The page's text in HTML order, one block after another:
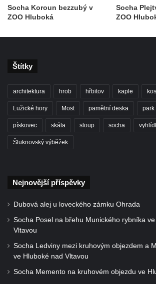
Socha Medvídě v Tierpark Chemnitz
Socha Dívka s mušlí v ZOO Leipzig
Socha Tygr v ZOO Leipzig
Socha Atlet v ZOO Leipzig
Socha Marabu v ZOO Leipzig
Socha Iásón v ZOO Leipzig
Socha Mladý slon v ZOO Leipzig
Socha Býk v ZOO Dresden
Socha Uprchlý otrok bojuje s divokým psem
v ZOO Dresden
Socha krokodýla v ZOO Dresden
Socha slona v ZOO Dresden
Socha Koroun bezzubý v
ZOO Hluboká
Socha
ZOO
Štítky
architektura hrob hřbitov kaple
Lužické hory Most pamětní deska park
pískovec skála sloup socha
Šluknovský výběžek
Nejnovější příspěvky
Dubová alej u loveckého zámku Ohrada
Socha Posel na břehu Munického rybníka
Vltavou
Socha Ledviny mezi kruhovým objezdem a
ve Hluboké nad Vltavou
Socha Memento na kruhovém objezdu ve